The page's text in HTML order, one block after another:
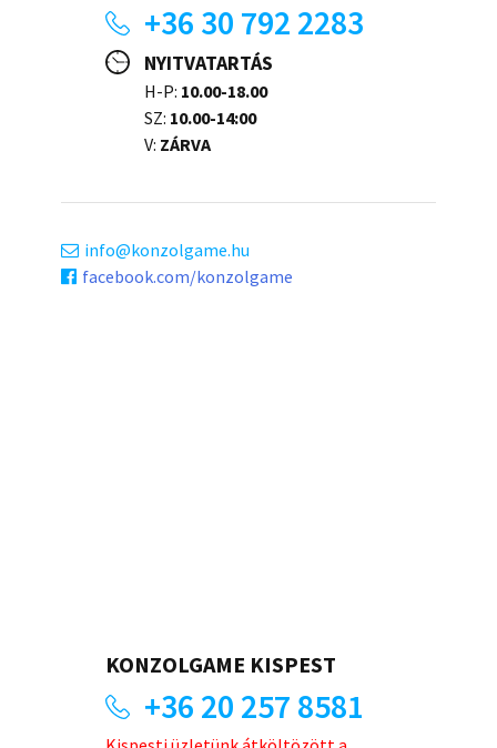
+36 30 792 2283
NYITVATARTÁS
H-P: 10.00-18.00
SZ: 10.00-14:00
V: ZÁRVA
info
konzolgame.hu
facebook.com/konzolgame
KONZOLGAME KISPEST
+36 20 257 8581